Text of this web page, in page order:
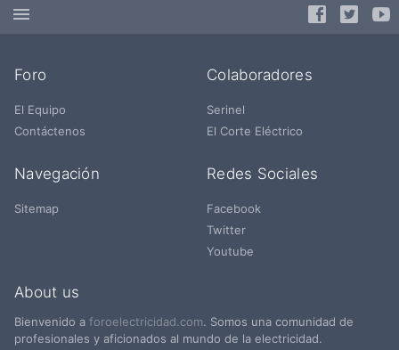
Foro
El Equipo
Contáctenos
Colaboradores
Serinel
El Corte Eléctrico
Navegación
Sitemap
Redes Sociales
Facebook
Twitter
Youtube
About us
Bienvenido a foroelectricidad.com. Somos una comunidad de
profesionales y aficionados al mundo de la electricidad.